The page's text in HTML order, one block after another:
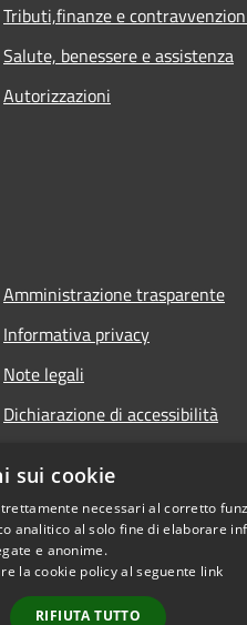
Tributi,finanze e
Salute, benessere e assistenza
Autorizzazioni
Amministrazione trasparente
Informativa privacy
Note legali
Dichiarazione di accessibilità
sui cookie
necessari al corretto
analitico al solo fine di elaborare
e anonime.
la cookie policy al seguente link
RIFIUTA TUTTO